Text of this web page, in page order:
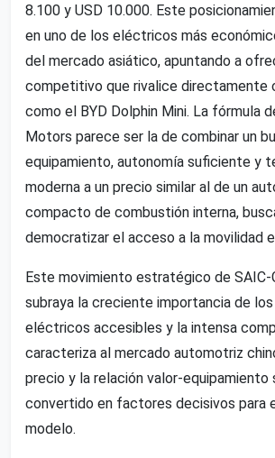
8.100 y USD 10.000. Este
en uno de los eléctricos más
del mercado asiático, apuntando a
competitivo que rivalice directamente
como el BYD Dolphin Mini. La fórmula
Motors parece ser la de combinar un
equipamiento, autonomía suficiente y
moderna a un precio similar al de un
compacto de combustión interna,
democratizar el acceso a la movilidad
Este movimiento estratégico de SAIC-
subraya la creciente importancia de
eléctricos accesibles y la intensa
caracteriza al mercado automotriz
precio y la relación valor-equipamiento
convertido en factores decisivos para
modelo.